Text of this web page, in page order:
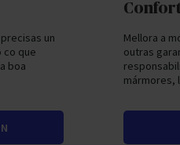
un
co que
boa
Mellora a
outras
mármores,